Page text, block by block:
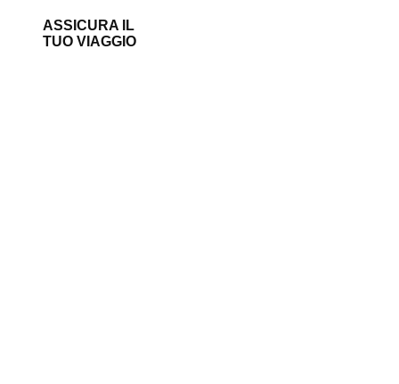
ASSICURA IL
TUO VIAGGIO